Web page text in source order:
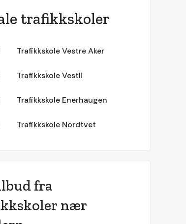
trafikkskoler
Trafikkskole Vestre Aker
Trafikkskole Vestli
Trafikkskole Enerhaugen
Trafikkskole Nordtvet
fra
nær